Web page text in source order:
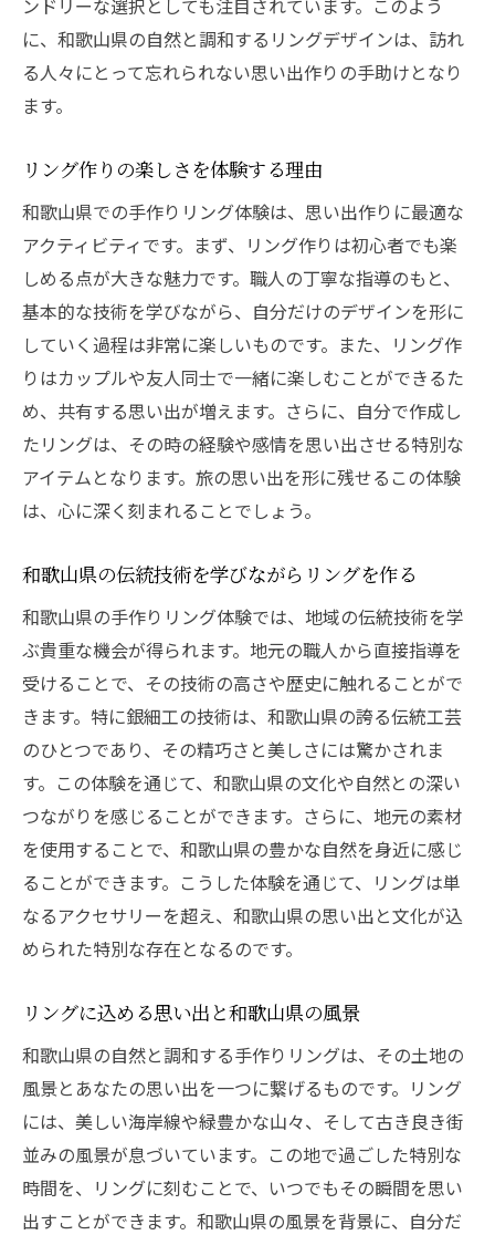
和歌山県の職人との触れ合いが生む思い出
オリジナルリング作成で和歌山県での思い出作
リング作りで特別な思い出を刻む
オリジナルリングがもたらす満足感と達成
感
思い出作りの一環としてのリング作り
唯一無二のリングを作る楽しさ
和歌山県の風景を取り入れたオリジナルリ
ング
和歌山県での手作りリング体験心に刻む特別な
時間
リング作りが生む特別な時間
手作りリングで過ごす心温まる時間
和歌山県の思い出をリングに込める
特別な時間を共有するリング作り
和歌山県での貴重な体験とリング作り
手作りリング体験和歌山県での心温まる思い出
作り
リング作りが織り成す心温まる体験
和歌山県の温かさを感じる手作りリング
思い出作りの一環としてのリング作り体験
心に残る温かい思い出とリング
和歌山県の温かな人々と過ごす時間
和歌山県の豊かな文化と技術に触れる手作りリ
ング体験
和歌山県の文化を体験するリング作り
伝統技術と現代のデザインが融合
文化と技術が生む美しいリング
手作りリングで感じる和歌山県の歴史
ンドリーな選択としても注目されています。このよう
に、和歌山県の自然と調和するリングデザインは、訪れ
る人々にとって忘れられない思い出作りの手助けとなり
ます。
リング作りの楽しさを体験する理由
和歌山県での手作りリング体験は、思い出作りに最適な
アクティビティです。まず、リング作りは初心者でも楽
しめる点が大きな魅力です。職人の丁寧な指導のもと、
基本的な技術を学びながら、自分だけのデザインを形に
していく過程は非常に楽しいものです。また、リング作
りはカップルや友人同士で一緒に楽しむことができるた
め、共有する思い出が増えます。さらに、自分で作成し
たリングは、その時の経験や感情を思い出させる特別な
アイテムとなります。旅の思い出を形に残せるこの体験
は、心に深く刻まれることでしょう。
和歌山県の伝統技術を学びながらリングを作る
和歌山県の手作りリング体験では、地域の伝統技術を学
ぶ貴重な機会が得られます。地元の職人から直接指導を
受けることで、その技術の高さや歴史に触れることがで
きます。特に銀細工の技術は、和歌山県の誇る伝統工芸
のひとつであり、その精巧さと美しさには驚かされま
す。この体験を通じて、和歌山県の文化や自然との深い
つながりを感じることができます。さらに、地元の素材
を使用することで、和歌山県の豊かな自然を身近に感じ
ることができます。こうした体験を通じて、リングは単
なるアクセサリーを超え、和歌山県の思い出と文化が込
められた特別な存在となるのです。
リングに込める思い出と和歌山県の風景
和歌山県の自然と調和する手作りリングは、その土地の
風景とあなたの思い出を一つに繋げるものです。リング
には、美しい海岸線や緑豊かな山々、そして古き良き街
並みの風景が息づいています。この地で過ごした特別な
時間を、リングに刻むことで、いつでもその瞬間を思い
出すことができます。和歌山県の風景を背景に、自分だ